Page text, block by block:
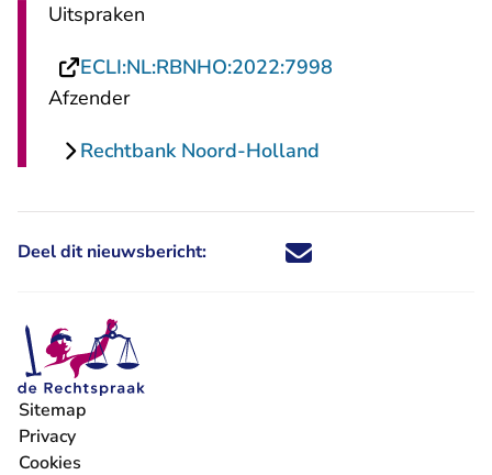
Uitspraken
ECLI:NL:RBNHO:2022:7998
Afzender
Rechtbank Noord-Holland
Deel dit nieuwsbericht: Deel dit nieuwsbericht via X -
Deel dit nieuwsbericht via
Deel dit nieuwsbericht
Deel dit
Sitemap
Privacy
Cookies